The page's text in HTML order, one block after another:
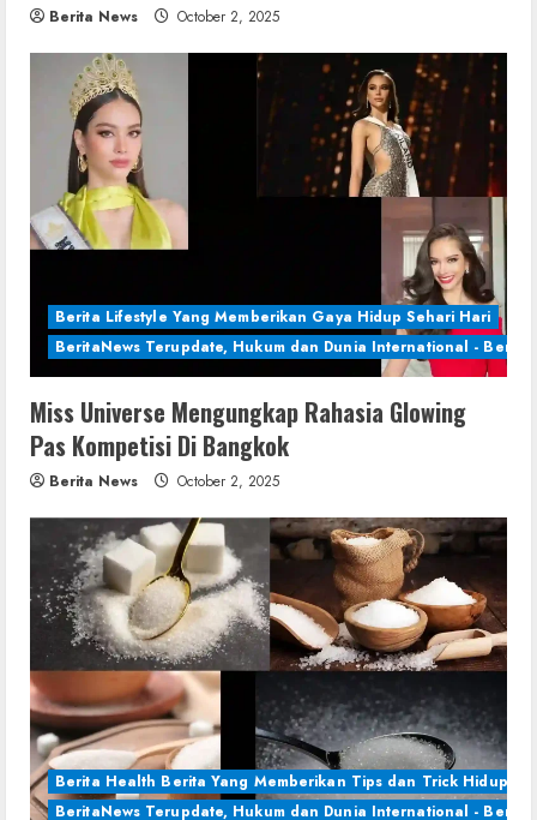
Berita News October 2, 2025
Berita Lifestyle Yang Memberikan Gaya Hidup Sehari Hari
BeritaNews Terupdate, Hukum dan Dunia International - Berita
Miss Universe Mengungkap Rahasia Glowing
Pas Kompetisi Di Bangkok
Berita News October 2, 2025
Berita Health Berita Yang Memberikan Tips dan Trick Hidup
BeritaNews Terupdate, Hukum dan Dunia International - Berita